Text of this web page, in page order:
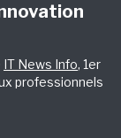
IT News Info, 1er
professionnels